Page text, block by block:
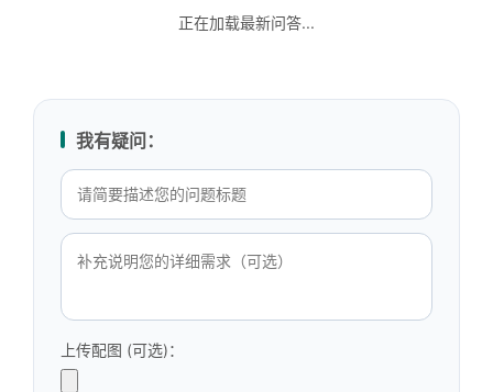
正在加载最新问答...
我有疑问：
上传配图 (可选)：